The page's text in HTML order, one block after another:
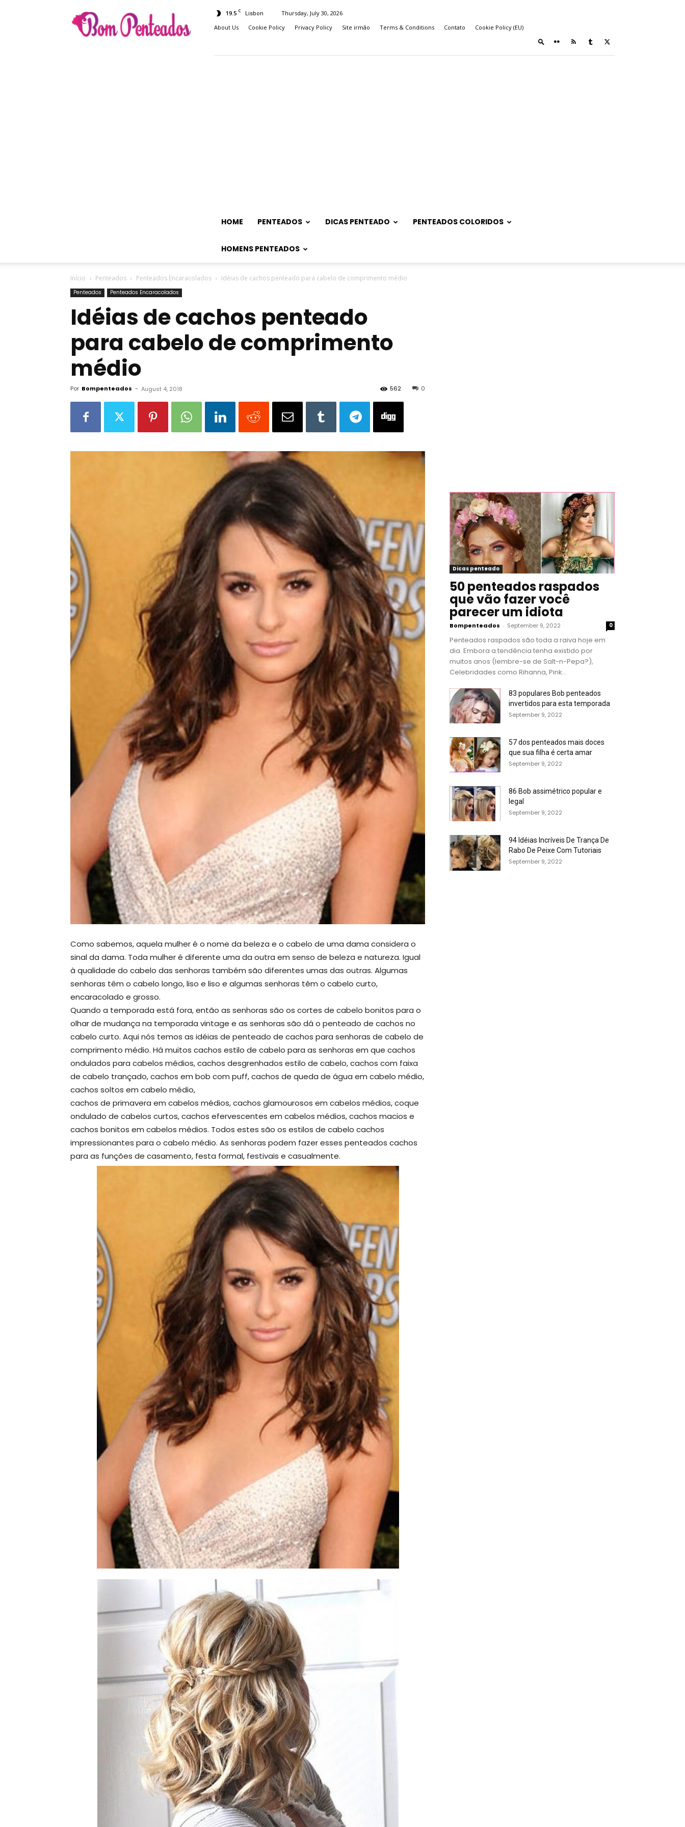
Penteados
19.5 C Lisbon
Thursday, July 30, 2026
About Us
Cookie Policy Privacy Policy Site irmão Terms & Conditions Contato Cookie Policy (EU)
HOME PENTEADOS DICAS PENTEADO PENTEADOS COLORIDOS
HOMENS PENTEADOS
Início Penteados Penteados Encaracolados Idéias de cachos penteado para cabelo de comprimento médio
Penteados Penteados Encaracolados
Idéias de cachos penteado
para cabelo de comprimento
médio
Por Bompenteados - August 4, 2018 0
562
Como sabemos, aquela mulher é o nome da beleza e o cabelo de uma dama considera o
sinal da dama. Toda mulher é diferente uma da outra em senso de beleza e natureza. Igual
à qualidade do cabelo das senhoras também são diferentes umas das outras. Algumas
senhoras têm o cabelo longo, liso e liso e algumas senhoras têm o cabelo curto,
encaracolado e grosso.
Quando a temporada está fora, então as senhoras são os cortes de cabelo bonitos para o
olhar de mudança na temporada vintage e as senhoras são dá o penteado de cachos no
cabelo curto. Aqui nós temos as idéias de penteado de cachos para senhoras de cabelo de
comprimento médio. Há muitos cachos estilo de cabelo para as senhoras em que cachos
ondulados para cabelos médios, cachos desgrenhados estilo de cabelo, cachos com faixa
de cabelo trançado, cachos em bob com puff, cachos de queda de água em cabelo médio,
cachos soltos em cabelo médio,
cachos de primavera em cabelos médios, cachos glamourosos em cabelos médios, coque
ondulado de cabelos curtos, cachos efervescentes em cabelos médios, cachos macios e
cachos bonitos em cabelos médios. Todos estes são os estilos de cabelo cachos
impressionantes para o cabelo médio. As senhoras podem fazer esses penteados cachos
para as funções de casamento, festa formal, festivais e casualmente.
Dicas penteado
50 penteados raspados
que vão fazer você
parecer um idiota
Bompenteados - September 9, 2022 0
Penteados raspados são toda a raiva hoje em
dia. Embora a tendência tenha existido por
muitos anos (lembre-se de Salt-n-Pepa?),
Celebridades como Rihanna, Pink...
83 populares Bob penteados
invertidos para esta temporada
September 9, 2022
57 dos penteados mais doces
que sua filha é certa amar
September 9, 2022
86 Bob assimétrico popular e
legal
September 9, 2022
94 Idéias Incríveis De Trança De
Rabo De Peixe Com Tutoriais
September 9, 2022